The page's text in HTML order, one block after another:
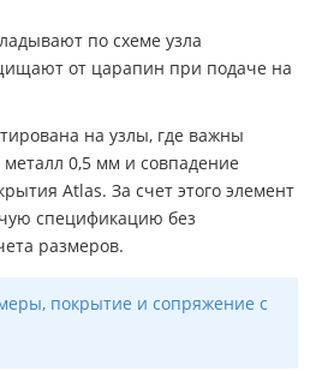
по схеме узла
от царапин при подаче на
на узлы, где важны
0,5 мм и совпадение
Atlas. За счет этого элемент
спецификацию без
размеров.
покрытие и сопряжение с